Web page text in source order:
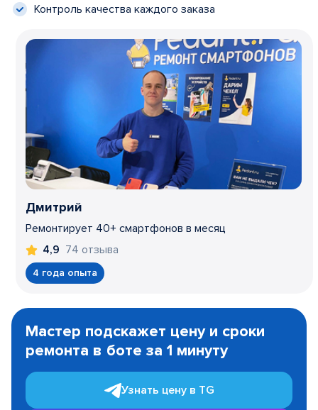
Контроль качества каждого заказа
Дмитрий
Ремонтирует 40+ смартфонов в месяц
4,9 74 отзыва
4 года опыта
1
Мастер подскажет цену и сроки
ремонта в боте за 1 минуту
Узнать цену в TG